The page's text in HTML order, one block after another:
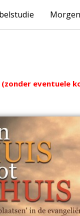
eventuele